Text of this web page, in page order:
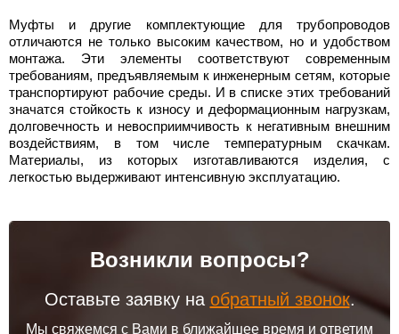
Муфты и другие комплектующие для трубопроводов
отличаются не только высоким качеством, но и удобством
монтажа. Эти элементы соответствуют современным
требованиям, предъявляемым к инженерным сетям, которые
транспортируют рабочие среды. И в списке этих требований
значатся стойкость к износу и деформационным нагрузкам,
долговечность и невосприимчивость к негативным внешним
воздействиям, в том числе температурным скачкам.
Материалы, из которых изготавливаются изделия, с
легкостью выдерживают интенсивную эксплуатацию.
Возникли вопросы?
Оставьте заявку на обратный звонок.
Мы свяжемся с Вами в ближайшее время и ответим